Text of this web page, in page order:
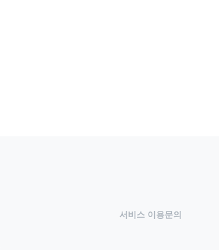
서비스 이용문의